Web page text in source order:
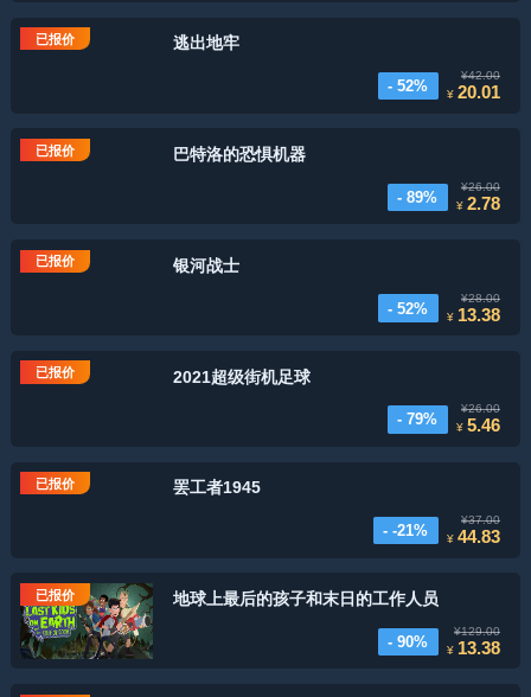
已报价 逃出地牢
- 52%
¥42.00
¥20.01
已报价 巴特洛的恐惧机器
- 89%
¥26.00
¥2.78
已报价 银河战士
- 52%
¥28.00
¥ 13.38
已报价 2021超级街机足球
- 79%
¥26.00
¥5.46
已报价 罢工者1945
- -21%
¥37.00
¥44.83
已报价 地球上最后的孩子和末日的工作人员
- 90%
¥129.00
¥ 13.38